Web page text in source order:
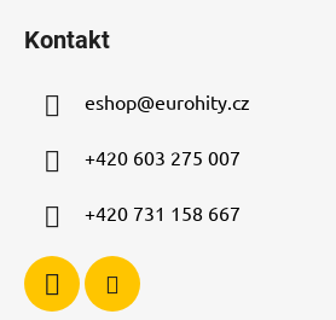
Kontakt
eshop@eurohity.cz
+420 603 275 007
+420 731 158 667